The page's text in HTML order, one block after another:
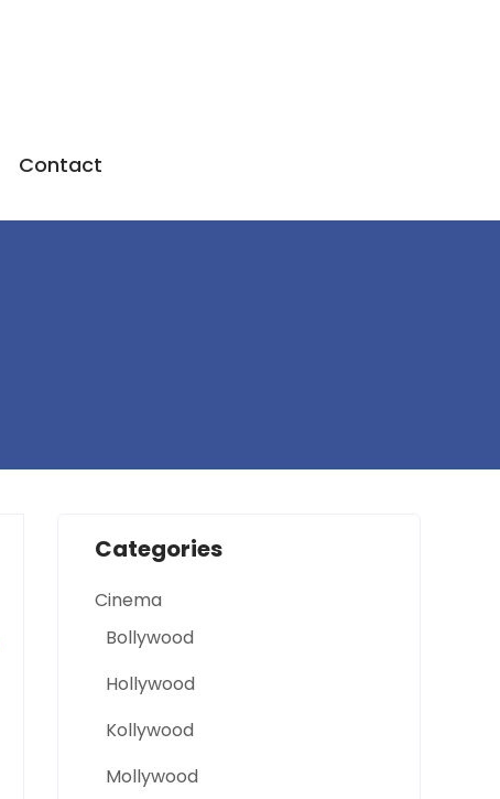
Contact
Categories
Cinema
Bollywood
Hollywood
Kollywood
Mollywood